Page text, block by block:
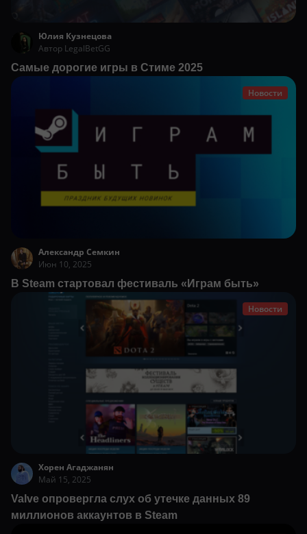
Юлия Кузнецова
Автор LegalBetGG
Самые дорогие игры в Стиме 2025
Новости
Александр Семкин
Июн 10, 2025
В Steam стартовал фестиваль «Играм быть»
Новости
Хорен Агаджанян
Май 15, 2025
Valve опровергла слух об утечке данных 89
миллионов аккаунтов в Steam